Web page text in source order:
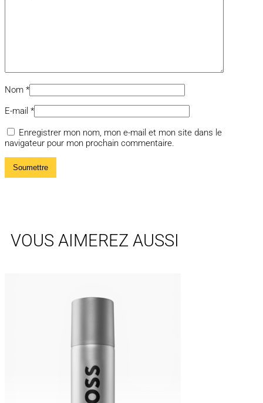
Nom *
E-mail *
Enregistrer mon nom, mon e-mail et mon site dans le
navigateur pour mon prochain commentaire.
VOUS AIMEREZ AUSSI